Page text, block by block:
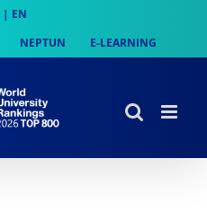
| EN
NEPTUN E-LEARNING